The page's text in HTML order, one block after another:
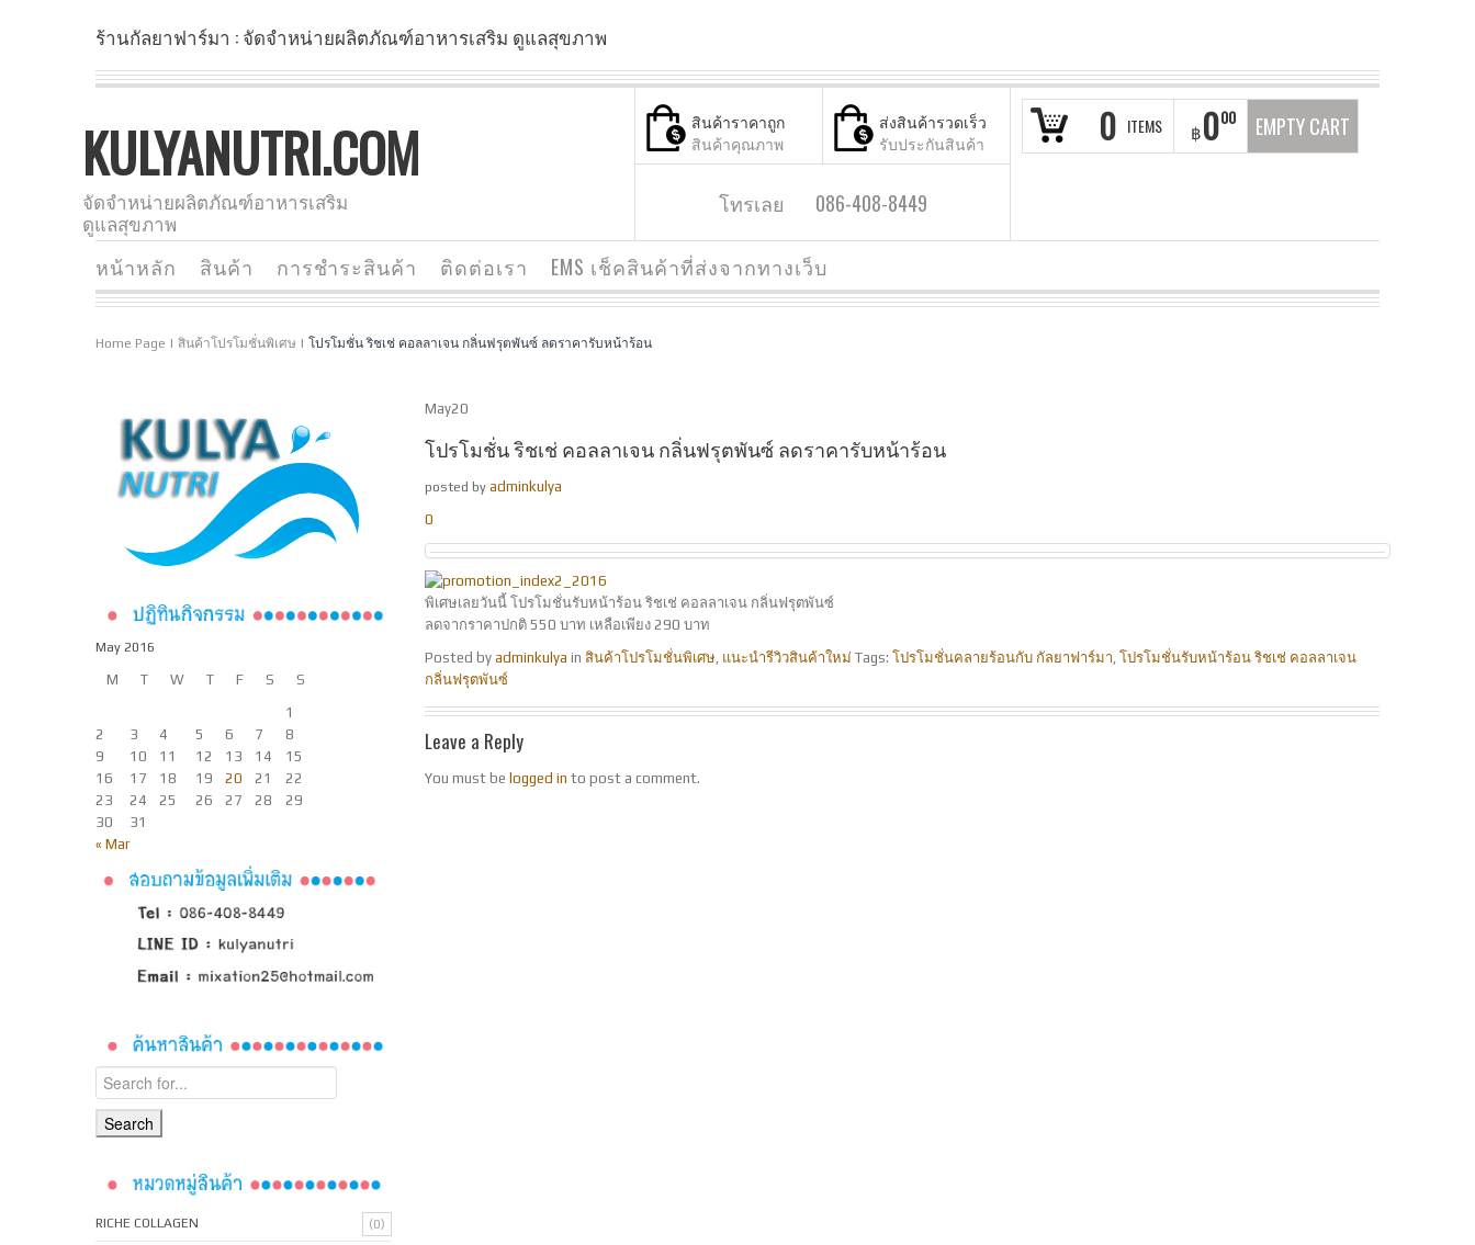
ร้านกัลยาฟาร์มา : จัดจำหน่ายผลิตภัณฑ์อาหารเสริม ดูแลสุขภาพ
KULYANUTRI.COM
จัดจำหน่ายผลิตภัณฑ์อาหารเสริม
ดูแลสุขภาพ
0 ITEMS ฿000 EMPTY CART
สินค้าราคาถูก
สินค้าคุณภาพ
ส่งสินค้ารวดเร็ว
รับประกันสินค้า
โทรเลย 086-408-8449
หน้าหลัก สินค้า การชำระสินค้า ติดต่อเรา EMS เช็คสินค้าที่ส่งจากทางเว็บ
Home Page | สินค้าโปรโมชั่นพิเศษ | โปรโมชั่น ริชเช่ คอลลาเจน กลิ่นฟรุตพันซ์ ลดราคารับหน้าร้อน
May20
โปรโมชั่น ริชเช่ คอลลาเจน กลิ่นฟรุตพันซ์ ลดราคารับหน้าร้อน
posted by adminkulya
0
พิเศษเลยวันนี้ โปรโมชั่นรับหน้าร้อน ริชเช่ คอลลาเจน กลิ่นฟรุตพันซ์
ลดจากราคาปกติ 550 บาท เหลือเพียง 290 บาท
Posted by adminkulya in สินค้าโปรโมชั่นพิเศษ, แนะนำรีวิวสินค้าใหม่ Tags: โปรโมชั่นคลายร้อนกับ กัลยาฟาร์มา, โปรโมชั่นรับหน้าร้อน ริชเช่ คอลลาเจน
กลิ่นฟรุตพันซ์
Leave a Reply
You must be logged in to post a comment.
May 2016
M T W T F S S
« Mar
1
2
3 4 5 6 7
8
9
10 11 12 13 14
15
16
17 18 19 20 21
22
23
24 25 26 27 28
29
30
31
RICHE COLLAGEN (0)